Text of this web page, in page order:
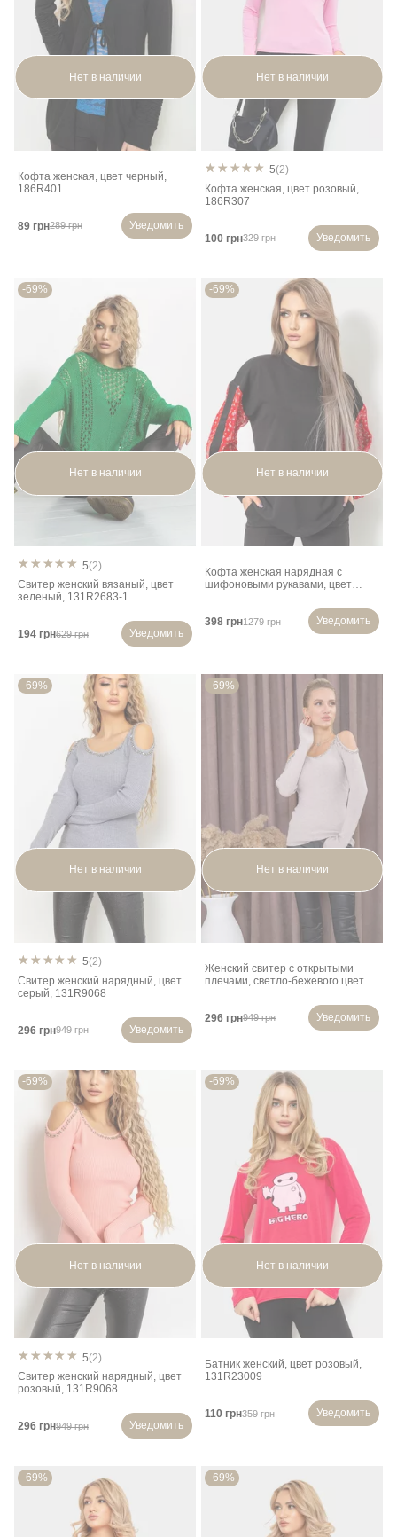
Нет в наличии
Кофта женская, цвет черный,
186R401
89 грн289 грн Уведомить
Нет в наличии
5(2)
Кофта женская, цвет розовый,
186R307
100 грн329 грн Уведомить
-69%
Нет в наличии
5(2)
Свитер женский вязаный, цвет
зеленый, 131R2683-1
194 грн629 грн Уведомить
-69%
Нет в наличии
Кофта женская нарядная с
шифоновыми рукавами, цвет
398 грн1279 грн Уведомить
-69%
Нет в наличии
5(2)
Свитер женский нарядный, цвет
серый, 131R9068
296 грн949 грн Уведомить
-69%
Нет в наличии
Женский свитер с открытыми
плечами, светло-бежевого цвета,
296 грн949 грн Уведомить
-69%
Нет в наличии
5(2)
Свитер женский нарядный, цвет
розовый, 131R9068
296 грн949 грн Уведомить
-69%
Нет в наличии
Батник женский, цвет розовый,
131R23009
110 грн359 грн Уведомить
-69% -69%